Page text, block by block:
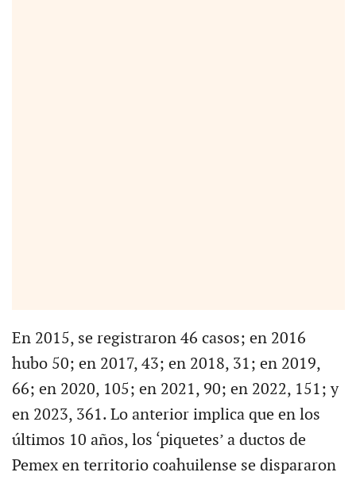
En 2015, se registraron 46 casos; en 2016
hubo 50; en 2017, 43; en 2018, 31; en 2019,
66; en 2020, 105; en 2021, 90; en 2022, 151; y
en 2023, 361. Lo anterior implica que en los
últimos 10 años, los ‘piquetes’ a ductos de
Pemex en territorio coahuilense se dispararon